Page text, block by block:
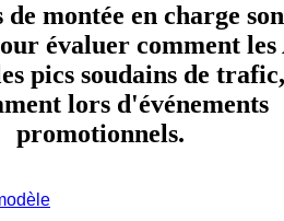
de montée en charge
évaluer comment
pics soudains de trafic,
lors d'événements
promotionnels.